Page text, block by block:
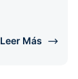
Leer Más